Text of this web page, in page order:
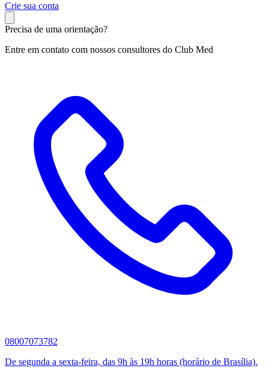
Crie sua conta
Precisa de uma orientação?
Entre em contato com nossos consultores do Club Med
08007073782
De segunda a sexta-feira, das 9h às 19h horas (horário de Brasília).